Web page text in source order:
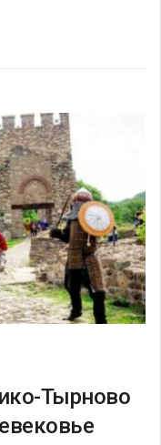
Тырново